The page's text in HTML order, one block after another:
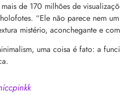
de 170 milhões de
“Ele não parece nem
mistério, aconchegante e
uma coisa é fato: a
atravessam gerações. Veja uma
delas para se apaixonar!